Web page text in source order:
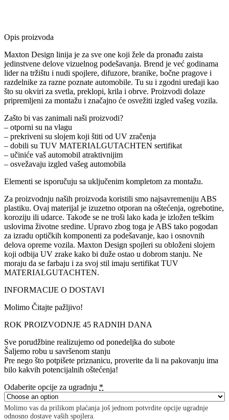
Opis proizvoda
Maxton Design linija je za sve one koji žele da pronađu zaista
jedinstvene delove vizuelnog podešavanja. Brend je već godinama
lider na tržištu i nudi spojlere, difuzore, branike, bočne pragove i
razdelnike za razne poznate automobile. Tu su i zgodni uređaji kao
što su okviri za svetla, preklopi, krila i obrve. Proizvodi dolaze
pripremljeni za montažu i značajno će osvežiti izgled vašeg vozila.
Zašto bi vas zanimali naši proizvodi?
– otporni su na vlagu
– prekriveni su slojem koji štiti od UV zračenja
– dobili su TUV MATERIALGUTACHTEN sertifikat
– učiniće vaš automobil atraktivnijim
– osvežavaju izgled vašeg automobila
Elementi se isporučuju sa uključenim kompletom za montažu.
Za proizvodnju naših proizvoda koristili smo najsavremeniju ABS
plastiku. Ovaj materijal je izuzetno otporan na oštećenja, ogrebotine,
koroziju ili udarce. Takođe se ne troši lako kada je izložen teškim
uslovima životne sredine. Upravo zbog toga je ABS tako pogodan
za izradu optičkih komponenti za podešavanje, kao i osnovnih
delova opreme vozila. Maxton Design spojleri su obloženi slojem
koji odbija UV zrake kako bi duže ostao u dobrom stanju. Ne
moraju da se farbaju i za svoj stil imaju sertifikat TUV
MATERIALGUTACHTEN.
INFORMACIJE O DOSTAVI
Molimo Čitajte pažljivo!
ROK PROIZVODNJE 45 RADNIH DANA
Sve porudžbine realizujemo od ponedeljka do subote
Šaljemo robu u savršenom stanju
Pre nego što potpišete priznanicu, proverite da li na pakovanju ima
bilo kakvih potencijalnih oštećenja!
Odaberite opcije za ugradnju *
Molimo vas da prilikom plaćanja još jednom potvrdite opcije ugradnje
odnosno dostave vaših spojlera.